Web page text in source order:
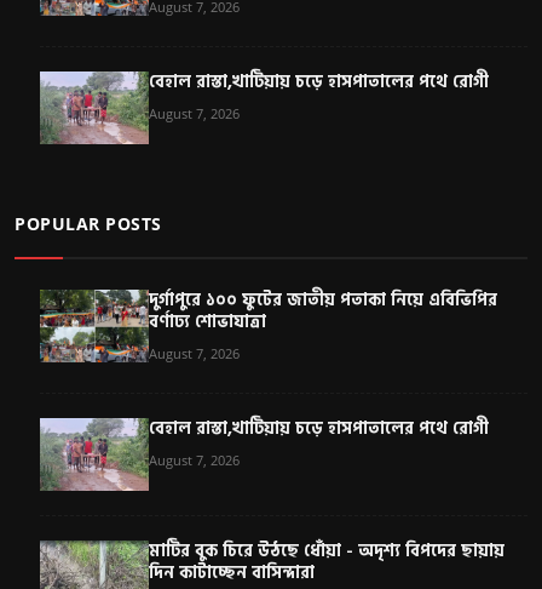
August 7, 2026
বেহাল রাস্তা,খাটিয়ায় চড়ে হাসপাতালের পথে রোগী
August 7, 2026
POPULAR POSTS
দুর্গাপুরে ১০০ ফুটের জাতীয় পতাকা নিয়ে এবিভিপির
বর্ণাঢ্য শোভাযাত্রা
August 7, 2026
বেহাল রাস্তা,খাটিয়ায় চড়ে হাসপাতালের পথে রোগী
August 7, 2026
মাটির বুক চিরে উঠছে ধোঁয়া - অদৃশ্য বিপদের ছায়ায়
দিন কাটাচ্ছেন বাসিন্দারা